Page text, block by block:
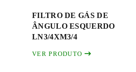
FILTRO DE GÁS DE
ÂNGULO ESQUERDO
LN3/4XM3/4
VER PRODUTO